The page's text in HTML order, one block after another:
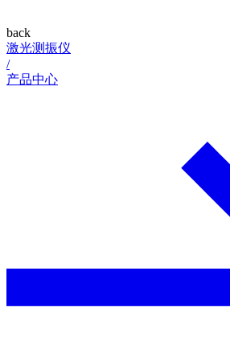
back
激光测振仪
/
产品中心